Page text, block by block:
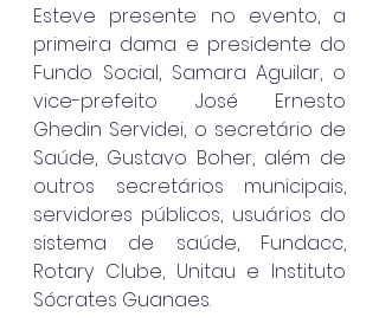
Esteve presente no evento, a
primeira dama e presidente do
Fundo Social, Samara Aguilar, o
vice-prefeito José Ernesto
Ghedin Servidei, o secretário de
Saúde, Gustavo Boher, além de
outros secretários municipais,
servidores públicos, usuários do
sistema de saúde, Fundacc,
Rotary Clube, Unitau e Instituto
Sócrates Guanaes.